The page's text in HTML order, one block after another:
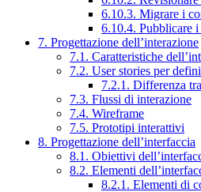
6.10.3. Migrare i
6.10.4. Pubblicare
7. Progettazione dell’interazione
7.1. Caratteristiche
7.2. User stories per
7.2.1. Differenza
7.3. Flussi di interazione
7.4. Wireframe
7.5. Prototipi interattivi
8. Progettazione dell’interfaccia
8.1. Obiettivi
8.2. Elementi
8.2.1. Elementi di